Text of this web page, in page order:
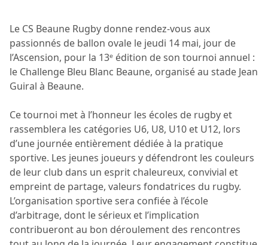
Le CS Beaune Rugby donne rendez-vous aux
passionnés de ballon ovale le jeudi 14 mai, jour de
l’Ascension, pour la 13ᵉ édition de son tournoi annuel :
le Challenge Bleu Blanc Beaune, organisé au stade Jean
Guiral à Beaune.
Ce tournoi met à l’honneur les écoles de rugby et
rassemblera les catégories U6, U8, U10 et U12, lors
d’une journée entièrement dédiée à la pratique
sportive. Les jeunes joueurs y défendront les couleurs
de leur club dans un esprit chaleureux, convivial et
empreint de partage, valeurs fondatrices du rugby.
L’organisation sportive sera confiée à l’école
d’arbitrage, dont le sérieux et l’implication
contribueront au bon déroulement des rencontres